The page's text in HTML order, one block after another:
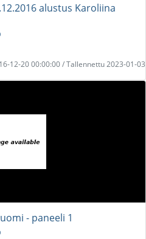
alustus Karoliina
12-20 00:00:00 / Tallennettu 2023-01-03
- paneeli 1